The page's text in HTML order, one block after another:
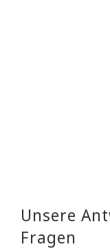
Unsere
Fragen